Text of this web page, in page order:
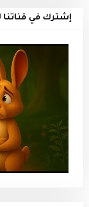
إشترك في قناتنا